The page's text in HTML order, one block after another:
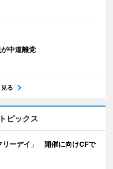
中道離党
る
ピックス
リーデイ」 開催に向けCFで